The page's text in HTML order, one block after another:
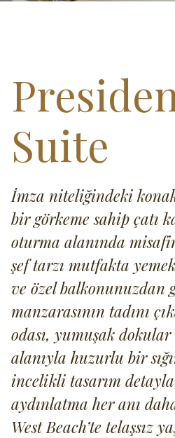
Suite
İmza niteliğindeki
bir görkeme sahip çatı
oturma alanında
şef tarzı mutfakta
ve özel balkonunuzdan
manzarasının tadını
odası, yumuşak
alanıyla huzurlu bir
incelikli tasarım
aydınlatma her anı
West Beach’te telaşsız